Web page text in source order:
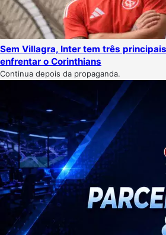
Sem Villagra, Inter tem três
enfrentar o Corinthians
Continua depois da propaganda.